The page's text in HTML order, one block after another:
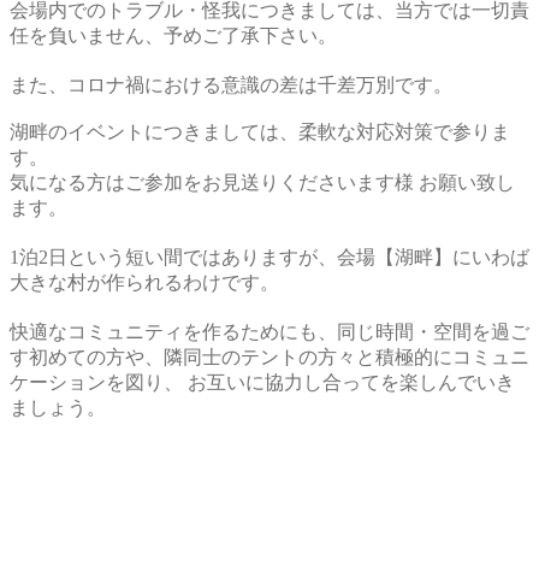
会場内でのトラブル・怪我につきましては、当方では一切責
任を負いません、予めご了承下さい。
また、コロナ禍における意識の差は千差万別です。
湖畔のイベントにつきましては、柔軟な対応対策で参りま
す。
気になる方はご参加をお見送りくださいます様 お願い致し
ます。
1泊2日という短い間ではありますが、会場【湖畔】にいわば
大きな村が作られるわけです。
快適なコミュニティを作るためにも、同じ時間・空間を過ご
す初めての方や、隣同士のテントの方々と積極的にコミュニ
ケーションを図り、 お互いに協力し合ってを楽しんでいき
ましょう。